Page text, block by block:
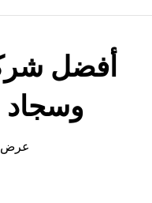
أفضل
وسجاد
عرض